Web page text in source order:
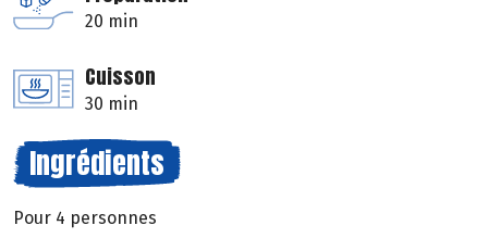
20 min
Cuisson
30 min
Ingrédients
Pour 4 personnes